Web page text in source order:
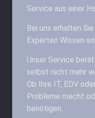
Service aus einer
Bei uns erhalten
Experten Wissen
Unser Service
selbst nicht mehr
Ob Ihre IT, EDV
Probleme macht
benötigen.